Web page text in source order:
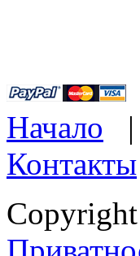
Начало
Контакты